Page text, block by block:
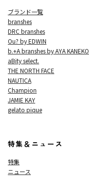
ブランド一覧
branshes
DRC branshes
Ou? by EDWIN
b.+A branshes by AYA KANEKO
aBity select.
THE NORTH FACE
NAUTICA
Champion
JAMIE KAY
gelato pique
特集＆ニュース
特集
ニュース